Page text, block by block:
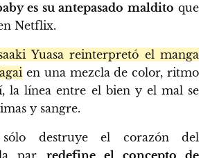
es su antepasado maldito que
Netflix.
Yuasa reinterpretó el manga
en una mezcla de color, ritmo
la línea entre el bien y el mal se
y sangre.
destruye el corazón del